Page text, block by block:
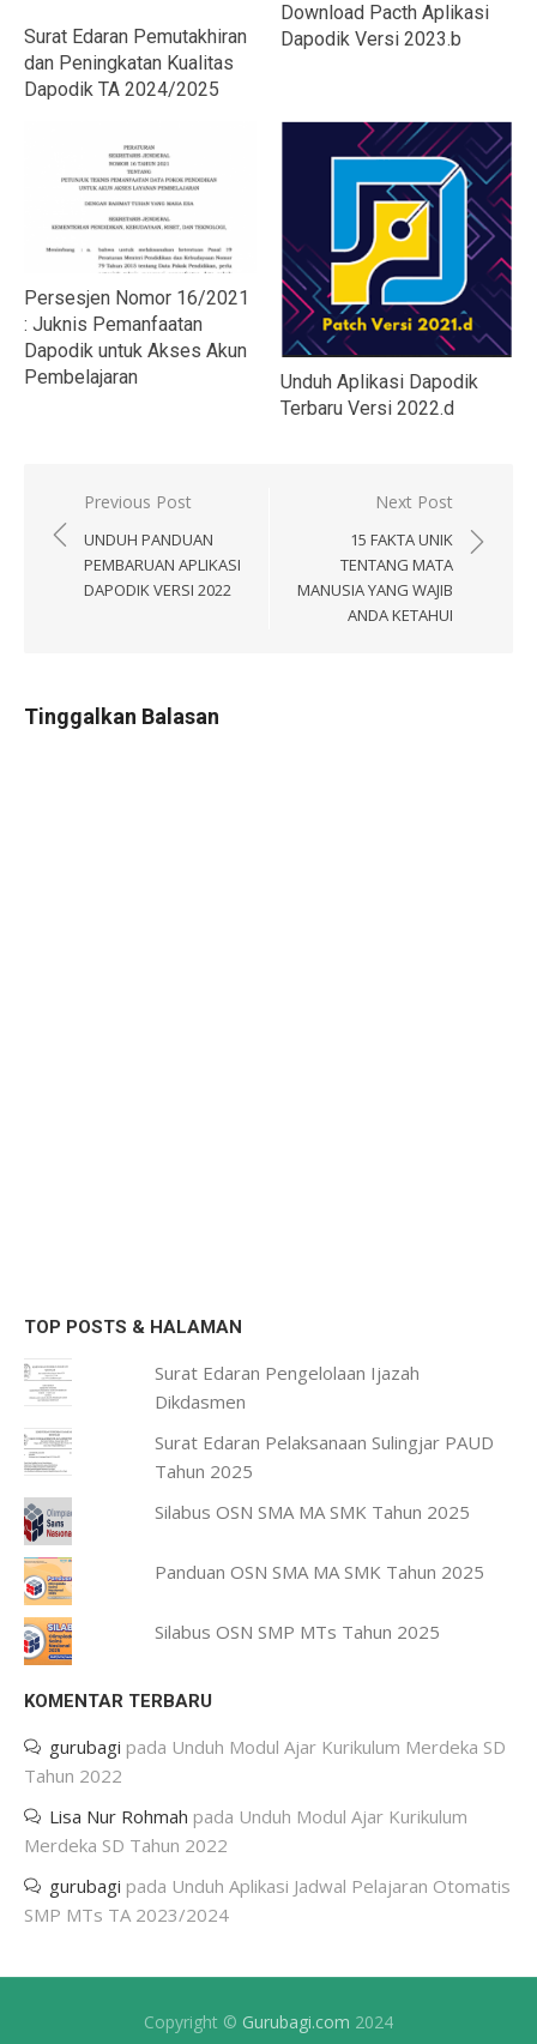
Surat Edaran Pemutakhiran
dan Peningkatan Kualitas
Dapodik TA 2024/2025
Download Pacth Aplikasi
Dapodik Versi 2023.b
Persesjen Nomor 16/2021
: Juknis Pemanfaatan
Dapodik untuk Akses Akun
Pembelajaran
Unduh Aplikasi Dapodik
Terbaru Versi 2022.d
Navigasi
pos
Previous Post
UNDUH PANDUAN
PEMBARUAN APLIKASI
DAPODIK VERSI 2022
Next Post
15 FAKTA UNIK
TENTANG MATA
MANUSIA YANG WAJIB
ANDA KETAHUI
Tinggalkan Balasan
TOP POSTS & HALAMAN
Surat Edaran Pengelolaan Ijazah
Dikdasmen
Surat Edaran Pelaksanaan Sulingjar PAUD
Tahun 2025
Silabus OSN SMA MA SMK Tahun 2025
Panduan OSN SMA MA SMK Tahun 2025
Silabus OSN SMP MTs Tahun 2025
KOMENTAR TERBARU
gurubagi pada Unduh Modul Ajar Kurikulum Merdeka SD
Tahun 2022
Lisa Nur Rohmah pada Unduh Modul Ajar Kurikulum
Merdeka SD Tahun 2022
gurubagi pada Unduh Aplikasi Jadwal Pelajaran Otomatis
SMP MTs TA 2023/2024
Copyright © Gurubagi.com 2024